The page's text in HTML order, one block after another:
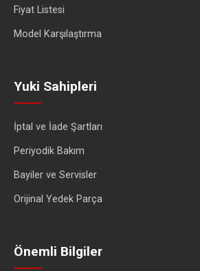
Fiyat Listesi
Model Karşılaştırma
Yuki Sahipleri
İptal ve İade Şartları
Periyodik Bakım
Bayiler ve Servisler
Orijinal Yedek Parça
Önemli Bilgiler